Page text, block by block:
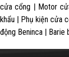
cửa cổng | Motor
khẩu | Phụ kiện cửa
động Beninca | Barie